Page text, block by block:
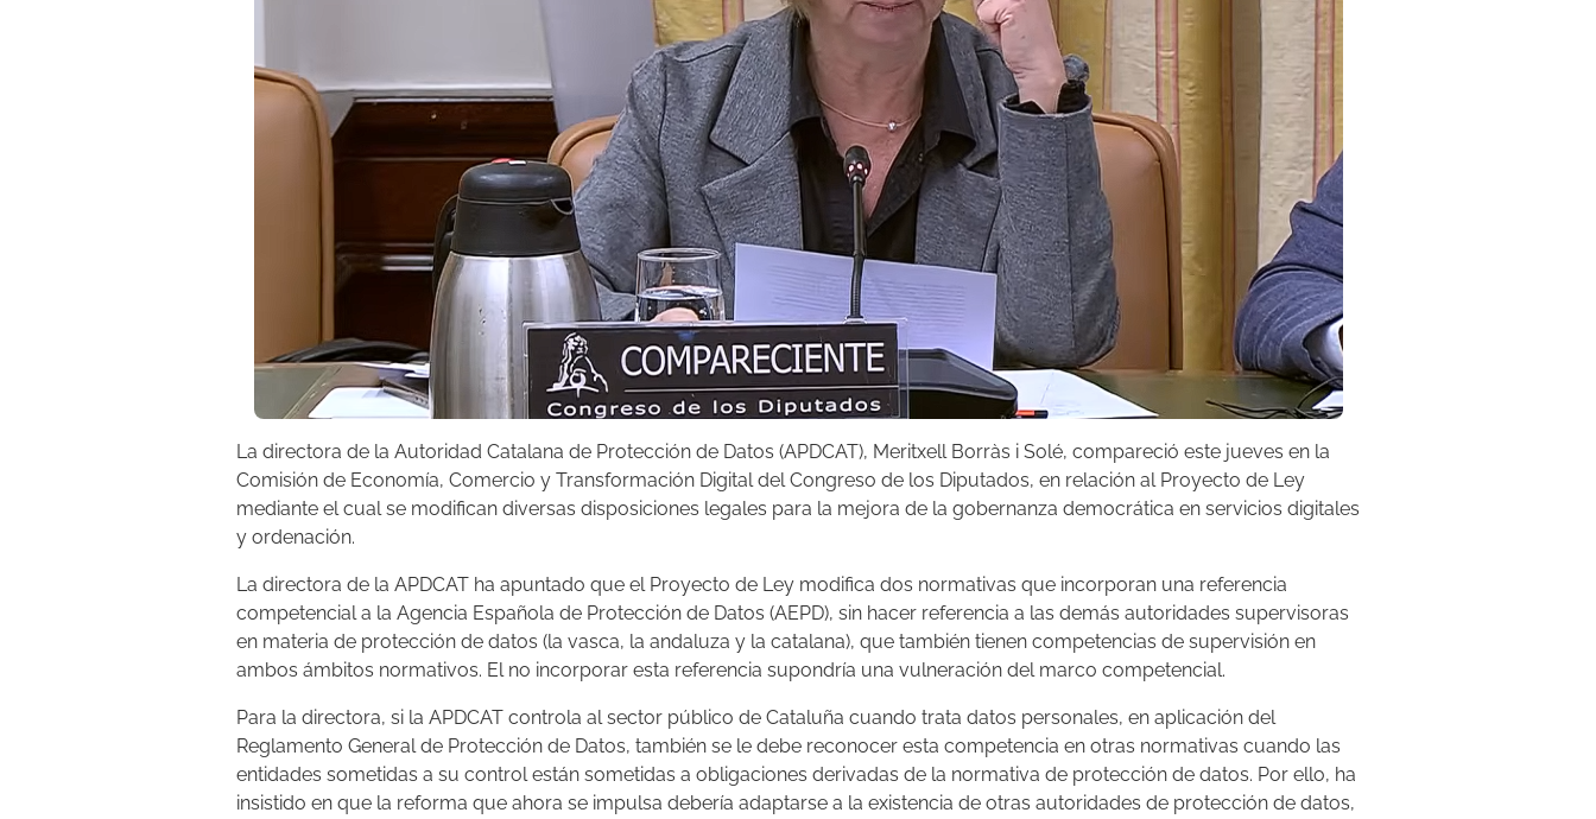
La directora de la Autoridad Catalana de Protección de Datos (APDCAT), Meritxell Borràs i Solé, compareció este jueves en la
Comisión de Economía, Comercio y Transformación Digital del Congreso de los Diputados, en relación al Proyecto de Ley
mediante el cual se modifican diversas disposiciones legales para la mejora de la gobernanza democrática en servicios digitales
y ordenación.
La directora de la APDCAT ha apuntado que el Proyecto de Ley modifica dos normativas que incorporan una referencia
competencial a la Agencia Española de Protección de Datos (AEPD), sin hacer referencia a las demás autoridades supervisoras
en materia de protección de datos (la vasca, la andaluza y la catalana), que también tienen competencias de supervisión en
ambos ámbitos normativos. El no incorporar esta referencia supondría una vulneración del marco competencial.
Para la directora, si la APDCAT controla al sector público de Cataluña cuando trata datos personales, en aplicación del
Reglamento General de Protección de Datos, también se le debe reconocer esta competencia en otras normativas cuando las
entidades sometidas a su control están sometidas a obligaciones derivadas de la normativa de protección de datos. Por ello, ha
insistido en que la reforma que ahora se impulsa debería adaptarse a la existencia de otras autoridades de protección de datos,